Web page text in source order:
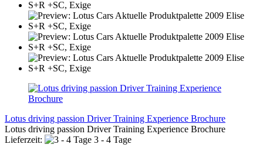
Lotus driving passion Driver Training Experience Brochure
Lotus driving passion Driver Training Experience Brochure
Lieferzeit:
3 - 4 Tage